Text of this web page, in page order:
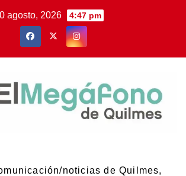
agosto, 2026 4:47 pm
noticias de Quilmes,